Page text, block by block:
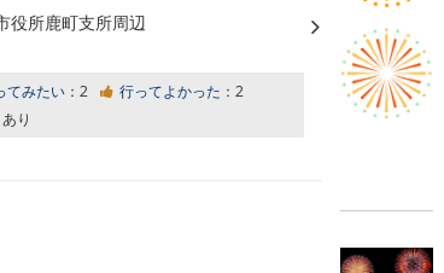
役所鹿町支所周辺
てみたい： 2 行ってよかった： 2
あり